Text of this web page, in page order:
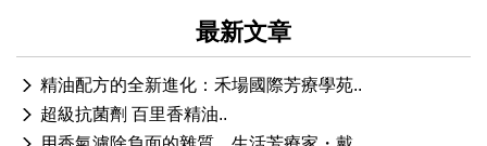
最新文章
精油配方的全新進化：禾場國際芳療學苑..
超級抗菌劑 百里香精油..